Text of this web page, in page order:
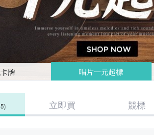
牌 唱片一元起標
立即買 競標